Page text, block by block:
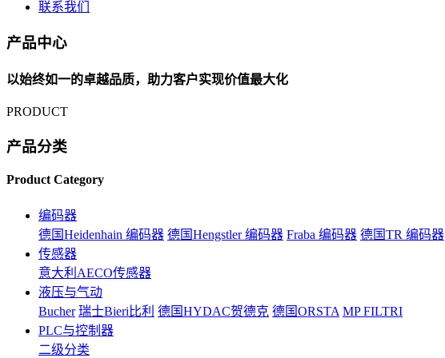
联系我们
产品中心
以始终如一的卓越品质，助力客户实现价值最大化
PRODUCT
产品分类
Product Category
编码器
德国Heidenhain 编码器 德国Hengstler 编码器 Fraba 编码器 德国TR 编码器
传感器
意大利AECO传感器
液压与气动
Bucher 瑞士Bieri比利 德国HYDAC贺德克 德国ORSTA MP FILTRI
PLC与控制器
二级分类